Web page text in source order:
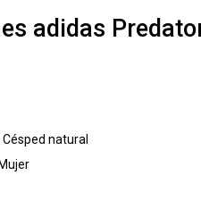
adidas
Césped natural